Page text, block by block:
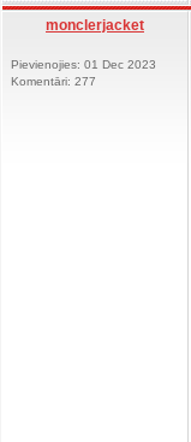
monclerjacket
Pievienojies: 01 Dec 2023
Komentāri: 277